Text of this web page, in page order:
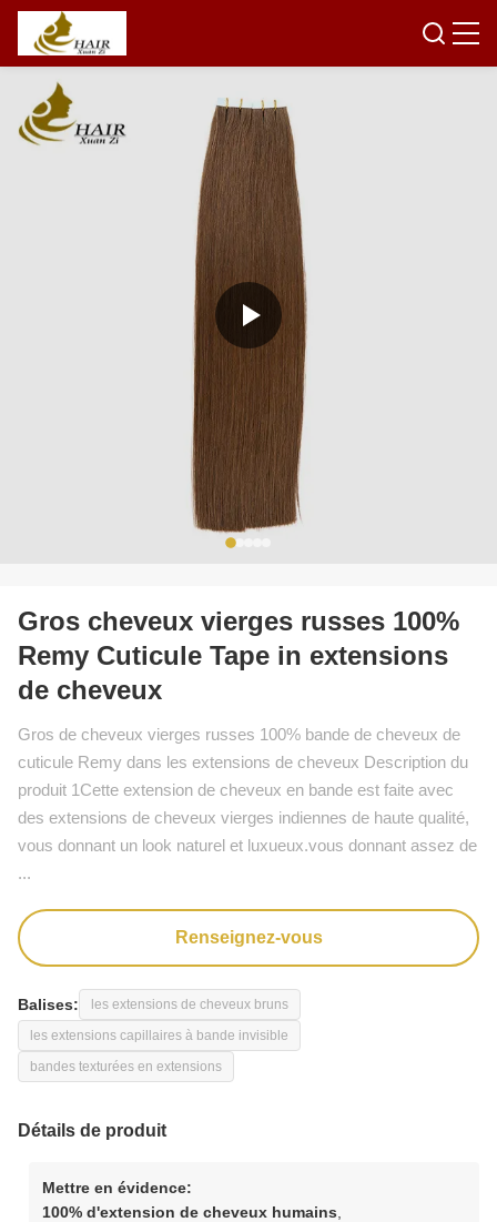
Gros cheveux vierges russes 100%
Remy Cuticule Tape in extensions
de cheveux
Gros de cheveux vierges russes 100% bande de cheveux de
cuticule Remy dans les extensions de cheveux Description du
produit 1Cette extension de cheveux en bande est faite avec
des extensions de cheveux vierges indiennes de haute qualité,
vous donnant un look naturel et luxueux.vous donnant assez de
...
Renseignez-vous
Balises:
les extensions de cheveux bruns
les extensions capillaires à bande invisible
bandes texturées en extensions
Détails de produit
Mettre en évidence:
100% d'extension de cheveux humains